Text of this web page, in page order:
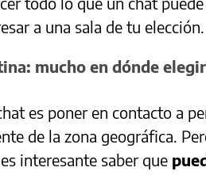
a una sala de tu elección.
mucho en dónde elegir
es poner en contacto a
de la zona geográfica.
interesante saber que